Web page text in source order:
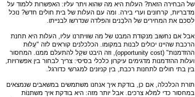
של הבחירה הזאת? העלות היא מה שהוא ויתר עליו: האפשרות ללמוד על
מדבריות, קרחונים וערי בירה. ומה עם העלות של בית חולים חדש? נוכל
לסכם את המחירים של הלבֵנים והפלדה שנדרשו לבנייתו.
אבל אם נחשוב מנקודת המבט של מה שוויתרנו עליו, העלות היא תחנת
הרכבת שהיינו יכולים לבנות במקומו. הכלכלנים קוראים לזה "עֲלוּת
ההזדמנות" (opportunity cost), וזה היבט שקַל להתעלם ממנו. המחסור
ועלוּת ההזדמנות מדגימים עיקרון כלכלי בסיסי: צריך לבחור בין אפשרויות,
בין בתי חולים לתחנות רכבת, בין קניונים למגרשי כדורגל.
תורת הכלכלה, אם כן, בודקת איך אנחנו משתמשים במשאבים שנמצאים
במחסור כדי למלא צרכים. אבל יותר מזה: היא בודקת איך משתנוֹת